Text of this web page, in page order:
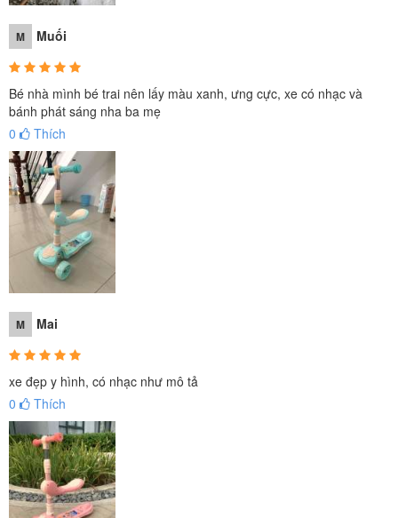
Xe trượtlà món đồ chơi hết sức thú vị mà bé nào cũng mê,
nó sẽ kích thích bé vận động nhiều hơn mỗi ngày, tăng sức
đề kháng, bé khỏe mạnh và thông minh hơn.
M Muối
Bé nhà mình bé trai nên lấy màu xanh, ưng cực, xe có nhạc và
bánh phát sáng nha ba mẹ
0
Thích
M Mai
xe đẹp y hình, có nhạc như mô tả
0
Thích